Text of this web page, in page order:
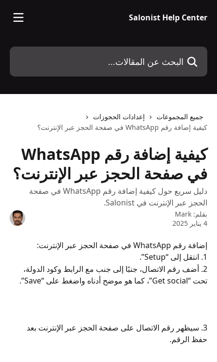
Salonist Help Center
البحث عن المقالات...
جميع المجموعات
إعدادات الحجوزات
كيفية إضافة رقم WhatsApp في صفحة الحجز عبر الإنترنت؟
كيفية إضافة رقم WhatsApp
في صفحة الحجز عبر الإنترنت؟
دليل سريع حول كيفية إضافة رقم WhatsApp في صفحة
الحجز عبر الإنترنت في Salonist.
بقلم: Mark
4 يناير 2025
إضافة رقم WhatsApp في صفحة الحجز عبر الإنترنت:
1. انتقل إلى “Setup”.
2. أضف رقم الاتصال، جنبًا إلى جنب مع الرابط وكود الدولة،
تحت “Get social”، كما هو موضح أدناه واضغط على “Save”.
3. سيظهر رقم الاتصال على صفحة الحجز عبر الإنترنت بعد
حفظ الرقم.